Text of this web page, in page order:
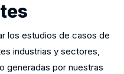
los estudios de casos de
industrias y sectores,
generadas por nuestras